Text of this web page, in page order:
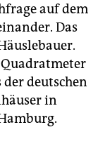
auf dem
Das
deutschen
in